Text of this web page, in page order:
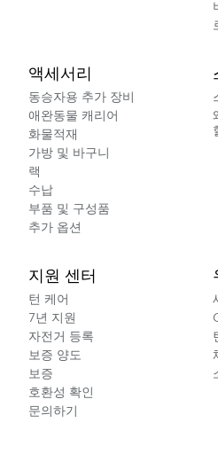
액세서리
동승자용 추가 장비
애완동물 캐리어
화물적재
가방 및 바구니
랙
수납
부품 및 구성품
추가 옵션
지원 센터
턴 케어
7년 지원
자전거 등록
보증 양도
보증
호환성 확인
문의하기